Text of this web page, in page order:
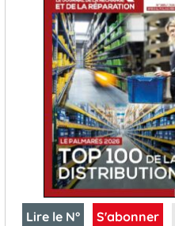
Lire le N° S'abonner